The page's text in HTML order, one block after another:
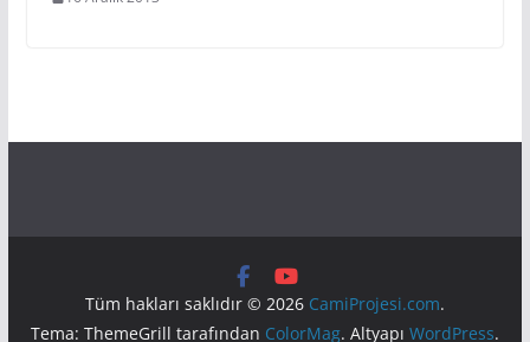
Tüm hakları saklıdır © 2026 CamiProjesi.com.
Tema: ThemeGrill tarafından ColorMag. Altyapı WordPress.